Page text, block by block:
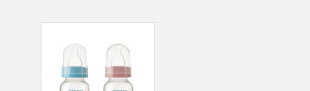
cantidad